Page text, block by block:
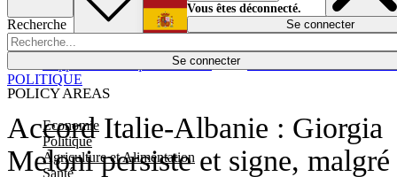
Recherche
Se connecter
POLICY AREAS
Economie
Politique
Agriculture et Alimentation
Santé
Économie
Español
Vous êtes déconnecté.
Se connecter
Accord Italie-Albanie : Giorgia
Meloni persiste et signe, malgré
POLITIQUE